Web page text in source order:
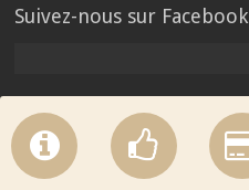
Suivez-nous sur Facebook